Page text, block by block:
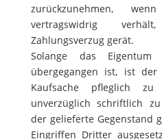
zurückzunehmen,
vertragswidrig
Zahlungsverzug gerät.
Solange das
übergegangen ist, ist
Kaufsache pfleglich
unverzüglich schriftlich
der gelieferte Gegenstand
Eingriffen Dritter